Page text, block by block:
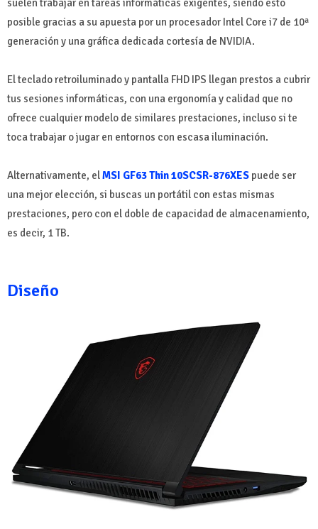
suelen trabajar en tareas informáticas exigentes, siendo esto
posible gracias a su apuesta por un procesador Intel Core i7 de 10ª
generación y una gráfica dedicada cortesía de NVIDIA.
El teclado retroiluminado y pantalla FHD IPS llegan prestos a cubrir
tus sesiones informáticas, con una ergonomía y calidad que no
ofrece cualquier modelo de similares prestaciones, incluso si te
toca trabajar o jugar en entornos con escasa iluminación.
Alternativamente, elMSI GF63 Thin 10SCSR-876XES puede ser
una mejor elección, si buscas un portátil con estas mismas
prestaciones, pero con el doble de capacidad de almacenamiento,
es decir, 1 TB.
Diseño